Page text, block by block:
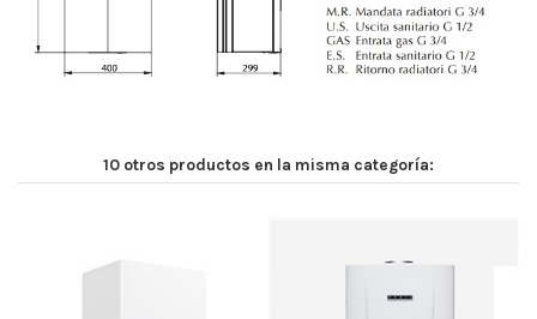
10 otros productos en la misma categoría: